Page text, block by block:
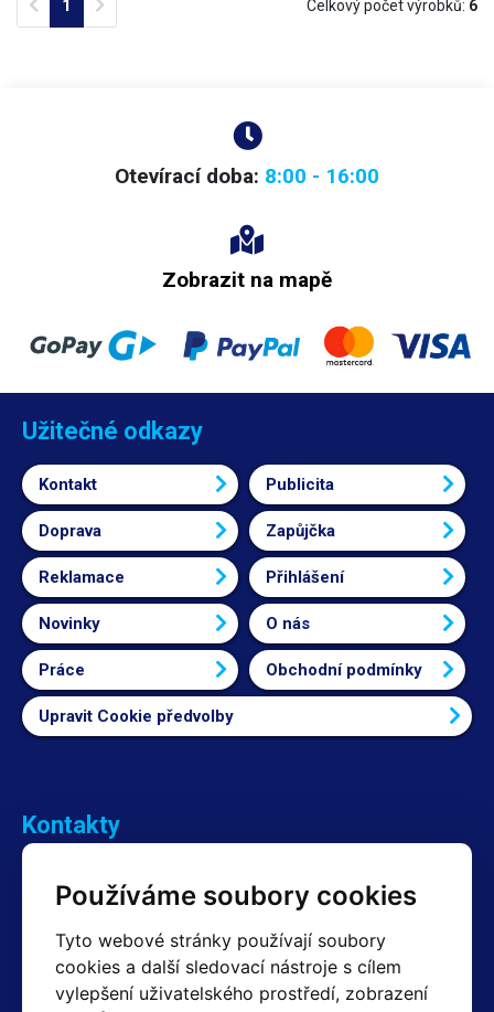
Používáme soubory cookies
Tyto webové stránky používají soubory
cookies a další sledovací nástroje s cílem
vylepšení uživatelského prostředí, zobrazení
Previous
1 Celkový počet výrobků: 6
Otevírací doba: 8:00 - 16:00
Zobrazit na mapě
Užitečné odkazy
Kontakt Publicita
Doprava Zapůjčka
Reklamace Přihlášení
Novinky O nás
Práce Obchodní podmínky
Upravit Cookie předvolby
Kontakty
+420 603 357 606 +420 605 234 204
Fakturační a expediční oddělení
+420 605 259 759 (Po–Pá: 7:30 – 15:00)